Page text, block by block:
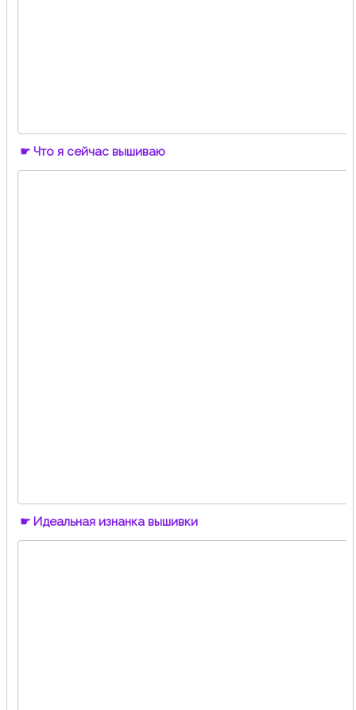
☛ Что я сейчас вышиваю
☛ Идеальная изнанка вышивки